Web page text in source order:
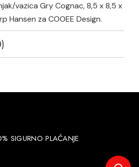
vazica Gry Cognac, 8,5 x 8,5 x
Hansen za COOEE Design.
SIGURNO PLAĆANJE